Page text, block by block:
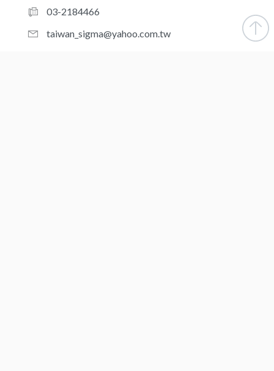
03-2184466
taiwan_sigma@yahoo.com.tw